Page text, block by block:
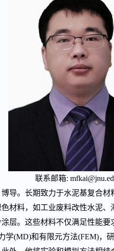
联系邮箱:
导。长期致力于水泥基复合
材料，如工业废料改性水泥
层。这些材料不仅满足性能
(MD)和有限元方法(FEM)，